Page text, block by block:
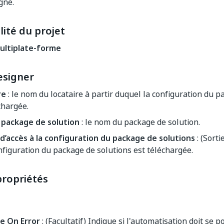
du projet
forme
: le nom du locataire à partir duquel la configuration du
de solution : le nom du package de solution.
à la configuration du package de solutions :
du package de solutions est téléchargée.
On Error: (Facultatif) Indique si l'automatisation doit se